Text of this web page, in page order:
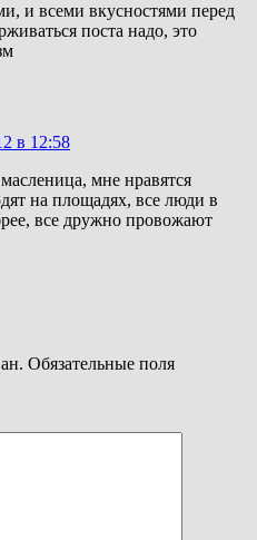
и всеми вкусностями перед
поста надо, это
в 12:58
мне нравятся
на площадях, все люди в
все дружно провожают
Обязательные поля